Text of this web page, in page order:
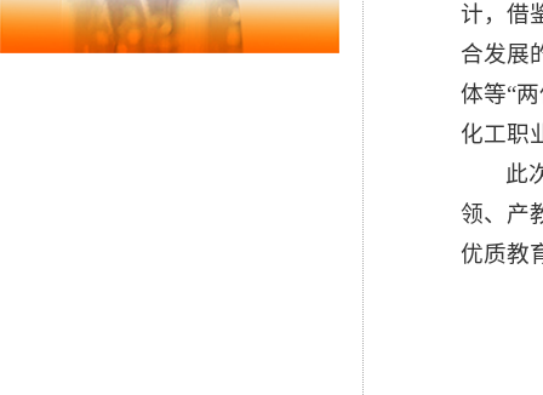
计，借
合发展
体等“
化工职
此
领、产
优质教